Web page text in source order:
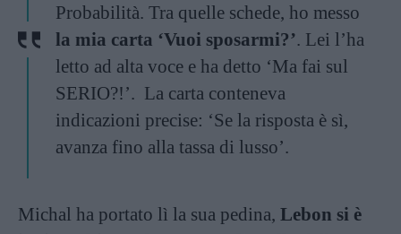
Probabilità. Tra quelle schede, ho messo
la mia carta ‘Vuoi sposarmi?’. Lei l’ha
letto ad alta voce e ha detto ‘Ma fai sul
SERIO?!’. La carta conteneva
indicazioni precise: ‘Se la risposta è sì,
avanza fino alla tassa di lusso’.
Michal ha portato lì la sua pedina, Lebon si è